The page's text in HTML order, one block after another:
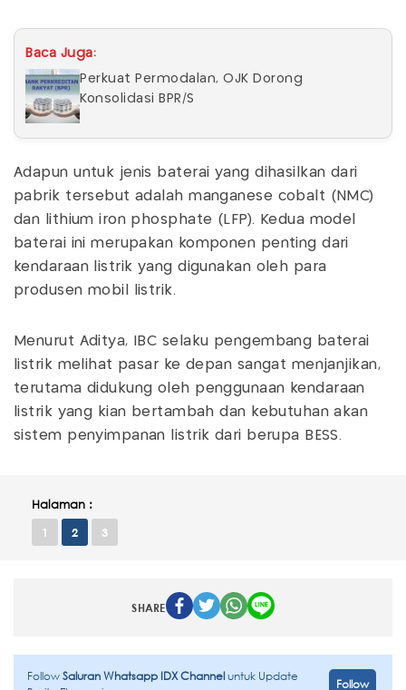
Baca Juga:
Perkuat Permodalan, OJK Dorong
Konsolidasi BPR/S
Adapun untuk jenis baterai yang dihasilkan dari
pabrik tersebut adalah manganese cobalt (NMC)
dan lithium iron phosphate (LFP). Kedua model
baterai ini merupakan komponen penting dari
kendaraan listrik yang digunakan oleh para
produsen mobil listrik.
Menurut Aditya, IBC selaku pengembang baterai
listrik melihat pasar ke depan sangat menjanjikan,
terutama didukung oleh penggunaan kendaraan
listrik yang kian bertambah dan kebutuhan akan
sistem penyimpanan listrik dari berupa BESS.
Halaman :
1 2 3
SHARE
FollowSaluran Whatsapp IDX Channeluntuk Update
Follow